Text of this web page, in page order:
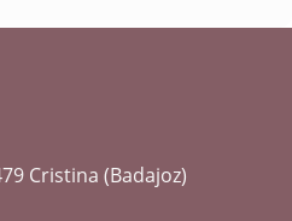
Cristina (Badajoz)